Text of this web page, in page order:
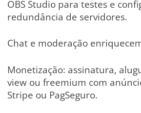
OBS Studio para testes e
redundância de servidores.
Chat e moderação
Monetização: assinatura,
view ou freemium com
Stripe ou PagSeguro.